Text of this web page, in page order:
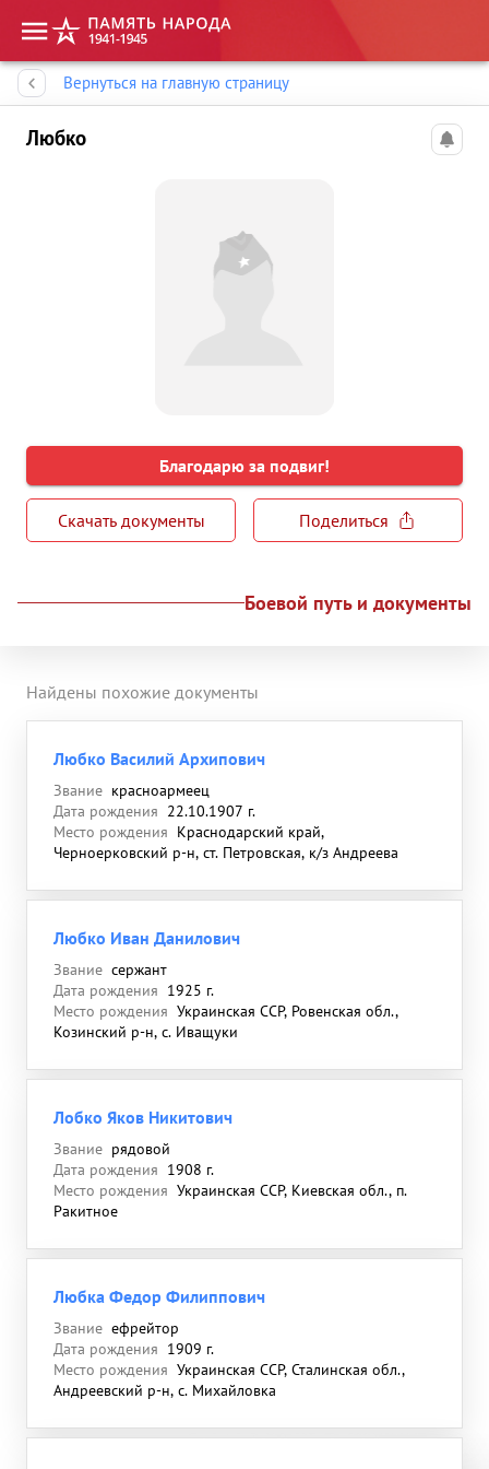
Вернуться на главную страницу
Любко
Благодарю за подвиг!
Скачать документы Поделиться
Боевой путь и документы
Найдены похожие документы
Любко Василий Архипович
Звание красноармеец
Дата рождения 22.10.1907 г.
Место рождения Краснодарский край,
Черноерковский р-н, ст. Петровская, к/з Андреева
Любко Иван Данилович
Звание сержант
Дата рождения 1925 г.
Место рождения Украинская ССР, Ровенская обл.,
Козинский р-н, с. Иващуки
Лобко Яков Никитович
Звание рядовой
Дата рождения 1908 г.
Место рождения Украинская ССР, Киевская обл., п.
Ракитное
Любка Федор Филиппович
Звание ефрейтор
Дата рождения 1909 г.
Место рождения Украинская ССР, Сталинская обл.,
Андреевский р-н, с. Михайловка
Память народа